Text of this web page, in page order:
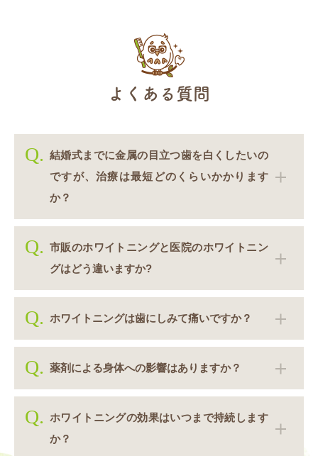
よくある質問
結婚式までに金属の目立つ歯を白くしたいの
ですが、治療は最短どのくらいかかります
か？
市販のホワイトニングと医院のホワイトニン
グはどう違いますか?
ホワイトニングは歯にしみて痛いですか？
薬剤による身体への影響はありますか？
ホワイトニングの効果はいつまで持続します
か？